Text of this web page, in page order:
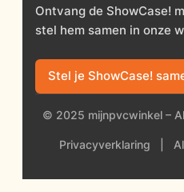
Ontvang de ShowCase!
stel hem samen in onze
Stel je ShowCase!
© 2025 mijnpvcwinkel –
Privacyverklaring